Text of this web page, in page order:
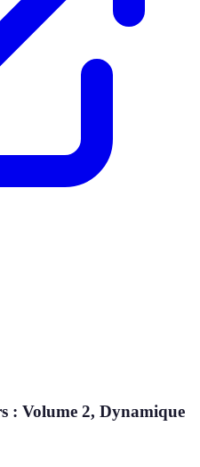
: Volume 2, Dynamique